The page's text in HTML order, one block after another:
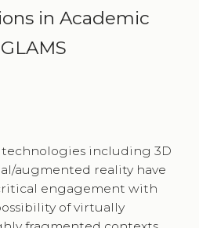
in Academic
including 3D
augmented reality have
engagement with
of virtually